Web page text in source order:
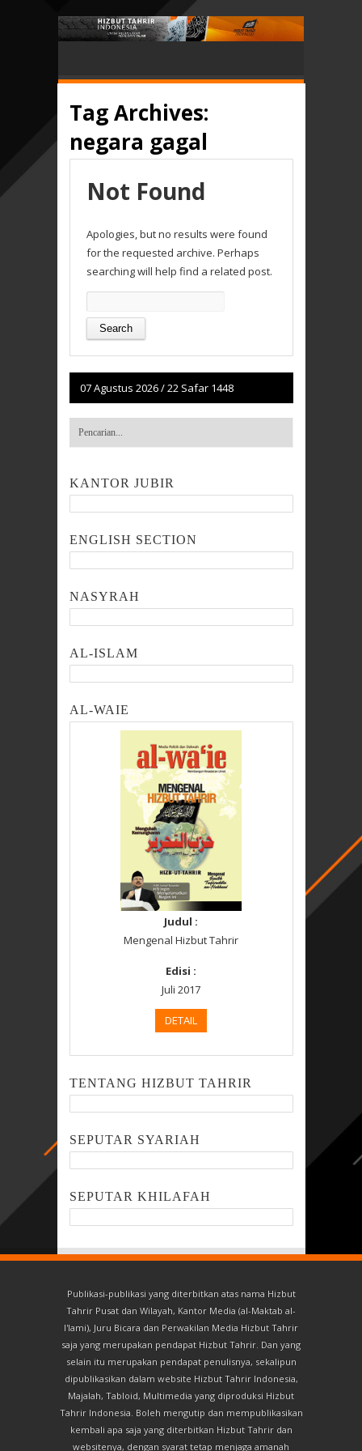
Tag Archives:
negara gagal
Not Found
Apologies, but no results were found
for the requested archive. Perhaps
searching will help find a related post.
for:
07 Agustus 2026/22 Safar 1448
KANTOR JUBIR
ENGLISH SECTION
NASYRAH
AL-ISLAM
AL-WAIE
Judul :
Mengenal Hizbut Tahrir
Edisi :
Juli 2017
DETAIL
TENTANG HIZBUT TAHRIR
SEPUTAR SYARIAH
SEPUTAR KHILAFAH
Publikasi-publikasi yang diterbitkan atas nama Hizbut
Tahrir Pusat dan Wilayah, Kantor Media (al-Maktab al-
I'lami), Juru Bicara dan Perwakilan Media Hizbut Tahrir
saja yang merupakan pendapat Hizbut Tahrir. Dan yang
selain itu merupakan pendapat penulisnya, sekalipun
dipublikasikan dalam website Hizbut Tahrir Indonesia,
Majalah, Tabloid, Multimedia yang diproduksi Hizbut
Tahrir Indonesia. Boleh mengutip dan mempublikasikan
kembali apa saja yang diterbitkan Hizbut Tahrir dan
websitenya, dengan syarat tetap menjaga amanah